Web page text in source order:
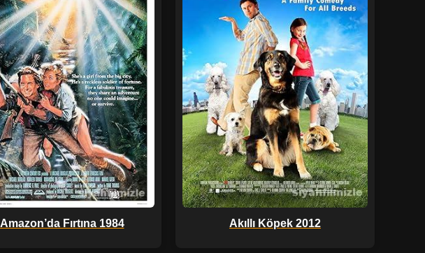
Amazon’da Fırtına 1984 Akıllı Köpek 2012